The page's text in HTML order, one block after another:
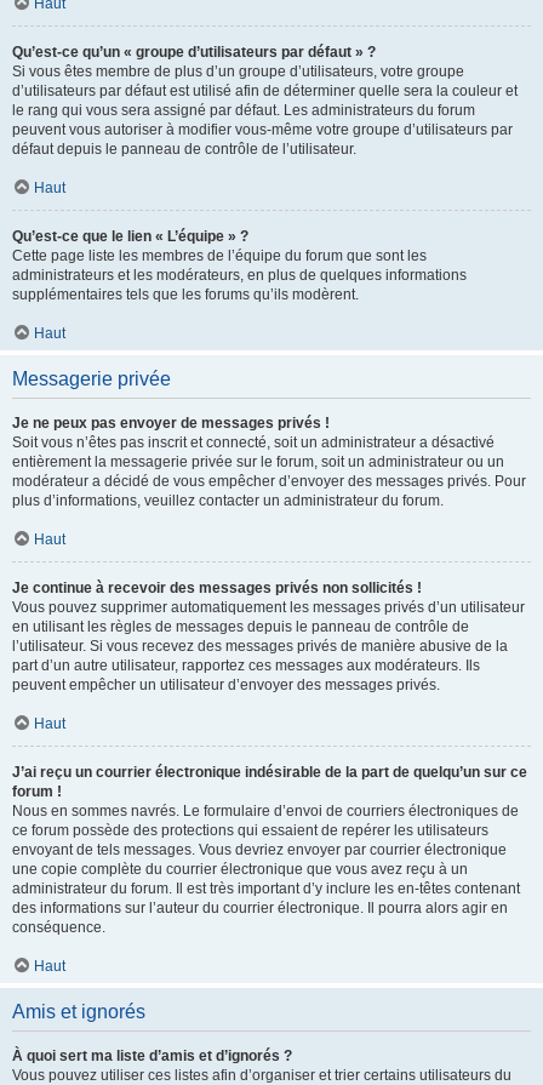
Haut
Qu’est-ce qu’un « groupe d’utilisateurs par défaut » ?
Si vous êtes membre de plus d’un groupe d’utilisateurs, votre groupe
d’utilisateurs par défaut est utilisé afin de déterminer quelle sera la couleur et
le rang qui vous sera assigné par défaut. Les administrateurs du forum
peuvent vous autoriser à modifier vous-même votre groupe d’utilisateurs par
défaut depuis le panneau de contrôle de l’utilisateur.
Haut
Qu’est-ce que le lien « L’équipe » ?
Cette page liste les membres de l’équipe du forum que sont les
administrateurs et les modérateurs, en plus de quelques informations
supplémentaires tels que les forums qu’ils modèrent.
Haut
Messagerie privée
Je ne peux pas envoyer de messages privés !
Soit vous n’êtes pas inscrit et connecté, soit un administrateur a désactivé
entièrement la messagerie privée sur le forum, soit un administrateur ou un
modérateur a décidé de vous empêcher d’envoyer des messages privés. Pour
plus d’informations, veuillez contacter un administrateur du forum.
Haut
Je continue à recevoir des messages privés non sollicités !
Vous pouvez supprimer automatiquement les messages privés d’un utilisateur
en utilisant les règles de messages depuis le panneau de contrôle de
l’utilisateur. Si vous recevez des messages privés de manière abusive de la
part d’un autre utilisateur, rapportez ces messages aux modérateurs. Ils
peuvent empêcher un utilisateur d’envoyer des messages privés.
Haut
J’ai reçu un courrier électronique indésirable de la part de quelqu’un sur ce
forum !
Nous en sommes navrés. Le formulaire d’envoi de courriers électroniques de
ce forum possède des protections qui essaient de repérer les utilisateurs
envoyant de tels messages. Vous devriez envoyer par courrier électronique
une copie complète du courrier électronique que vous avez reçu à un
administrateur du forum. Il est très important d’y inclure les en-têtes contenant
des informations sur l’auteur du courrier électronique. Il pourra alors agir en
conséquence.
Haut
Amis et ignorés
À quoi sert ma liste d’amis et d’ignorés ?
Vous pouvez utiliser ces listes afin d’organiser et trier certains utilisateurs du